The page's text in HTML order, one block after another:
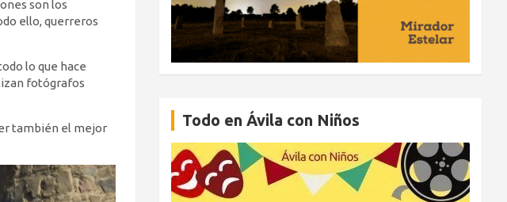
son los
ello, querreros
lo que hace
fotógrafos
también el mejor
Todo en Ávila con Niños